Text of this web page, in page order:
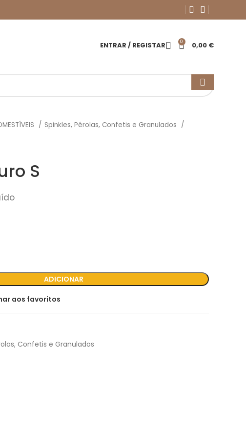
ENTRAR / REGISTAR 0 0,00 €
Spinkles, Pérolas, Confetis e Granulados
S
ADICIONAR
aos favoritos
Confetis e Granulados